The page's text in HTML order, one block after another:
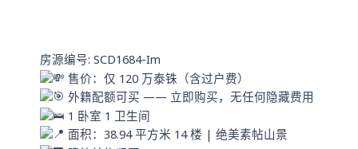
p
p
房源编号: SCD1684-Im
售价：仅 120 万泰铢（含过户费）
外籍配额可买 —— 立即购买，无任何隐藏费用
1 卧室 1 卫生间
面积：38.94 平方米 14 楼 | 绝美素帖山景